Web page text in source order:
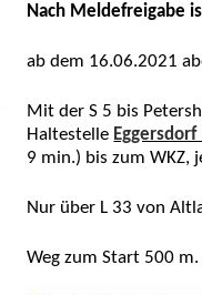
Nach Meldefreigabe
ab dem 16.06.2021
Mit der S 5 bis
Haltestelle
9 min.) bis zum WKZ,
Nur über L 33 von
Weg zum Start 500